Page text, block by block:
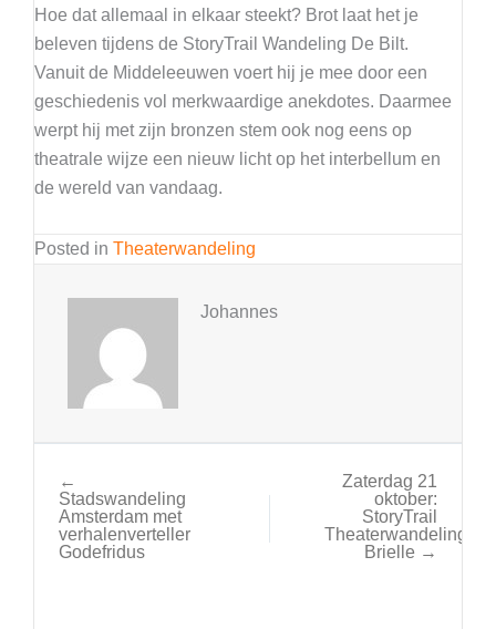
Hoe dat allemaal in elkaar steekt? Brot laat het je
beleven tijdens de StoryTrail Wandeling De Bilt.
Vanuit de Middeleeuwen voert hij je mee door een
geschiedenis vol merkwaardige anekdotes. Daarmee
werpt hij met zijn bronzen stem ook nog eens op
theatrale wijze een nieuw licht op het interbellum en
de wereld van vandaag.
Posted in Theaterwandeling
Johannes
←
Stadswandeling
Amsterdam met
verhalenverteller
Godefridus
Zaterdag 21
oktober:
StoryTrail
Theaterwandeling
Brielle →